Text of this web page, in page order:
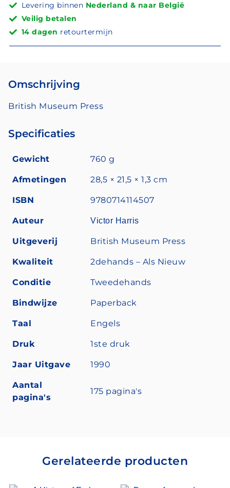
Levering binnen Nederland & naar België
Veilig betalen
14 dagen retourtermijn
Omschrijving
British Museum Press
Specificaties
Gewicht 760 g
Afmetingen 28,5 × 21,5 × 1,3 cm
ISBN 9780714114507
Auteur Victor Harris
Uitgeverij British Museum Press
Kwaliteit 2dehands – Als Nieuw
Conditie Tweedehands
Bindwijze Paperback
Taal Engels
Druk 1ste druk
Jaar Uitgave 1990
Aantal
pagina's
175 pagina's
Gerelateerde producten